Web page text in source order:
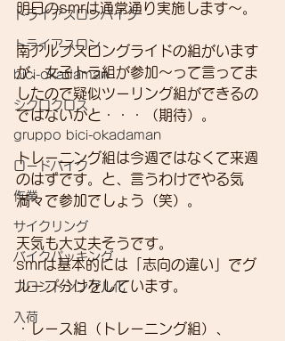
トライアスロンバイク
トライアスロン
bici-okadaman
シクロクロス
gruppo bici-okadaman
ロードバイク
作業
サイクリング
バイクパッキング
フロントシングル化
入荷
明日のsmrは通常通り実施します～。
南アルプスロングライドの組がいます
が、女子トラ組が参加～って言ってま
したので疑似ツーリング組ができるの
ではないかと・・・（期待）。
トレーニング組は今週ではなくて来週
のはずです。と、言うわけでやる気
満々で参加でしょう（笑）。
天気も大丈夫そうです。
smrは基本的には「志向の違い」でグ
ループ分けをしています。
・レース組（トレーニング組）、